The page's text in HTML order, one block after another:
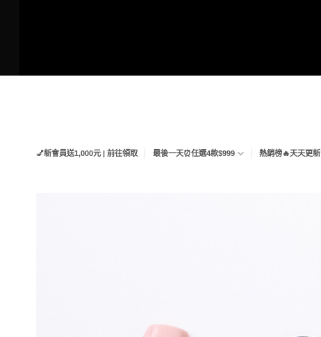
💅新會員送1,000元 | 前往領取 最後一天⏰任選4款$999 熱銷榜🔥天天更新